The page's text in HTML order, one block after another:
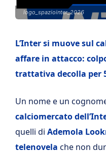
logo_spaziointer_2026
L’Inter si muove sul
affare in attacco:
trattativa decolla per
Un nome e un
calciomercato
quelli di Ademola
telenovela che non